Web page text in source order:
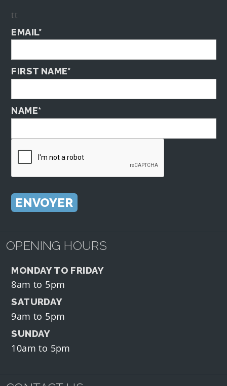
tt
EMAIL*
FIRST NAME*
NAME*
OPENING HOURS
MONDAY TO FRIDAY
8am to 5pm
SATURDAY
9am to 5pm
SUNDAY
10am to 5pm